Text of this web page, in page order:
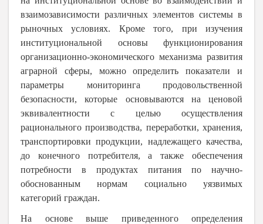
взаимозависимости различных элементов системы в
рыночных условиях. Кроме того, при изучения
институциональной основы функционирования
организационно-экономического механизма развития
аграрной сферы, можно определить показатели и
параметры мониторинга продовольственной
безопасности, которые основываются на ценовой
эквивалентности с целью осуществления
рационального производства, переработки, хранения,
транспортировки продукции, надлежащего качества,
до конечного потребителя, а также обеспечения
потребности в продуктах питания по научно-
обоснованным нормам социально уязвимых
категорий граждан.
На основе выше приведенного определения